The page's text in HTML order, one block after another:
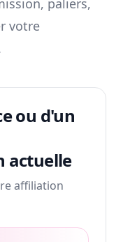
paliers,
votre
ou d'un
actuelle
affiliation